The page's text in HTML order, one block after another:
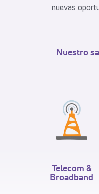
nuevas
Nuestro
Telecom &
Broadband